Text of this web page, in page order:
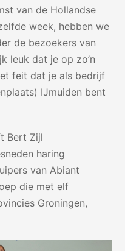
van de Hollandse
week, hebben we
de bezoekers van
leuk dat je op zo’n
feit dat je als bedrijf
IJmuiden bent
Bert Zijl
haring
van Abiant
die met elf
Groningen,